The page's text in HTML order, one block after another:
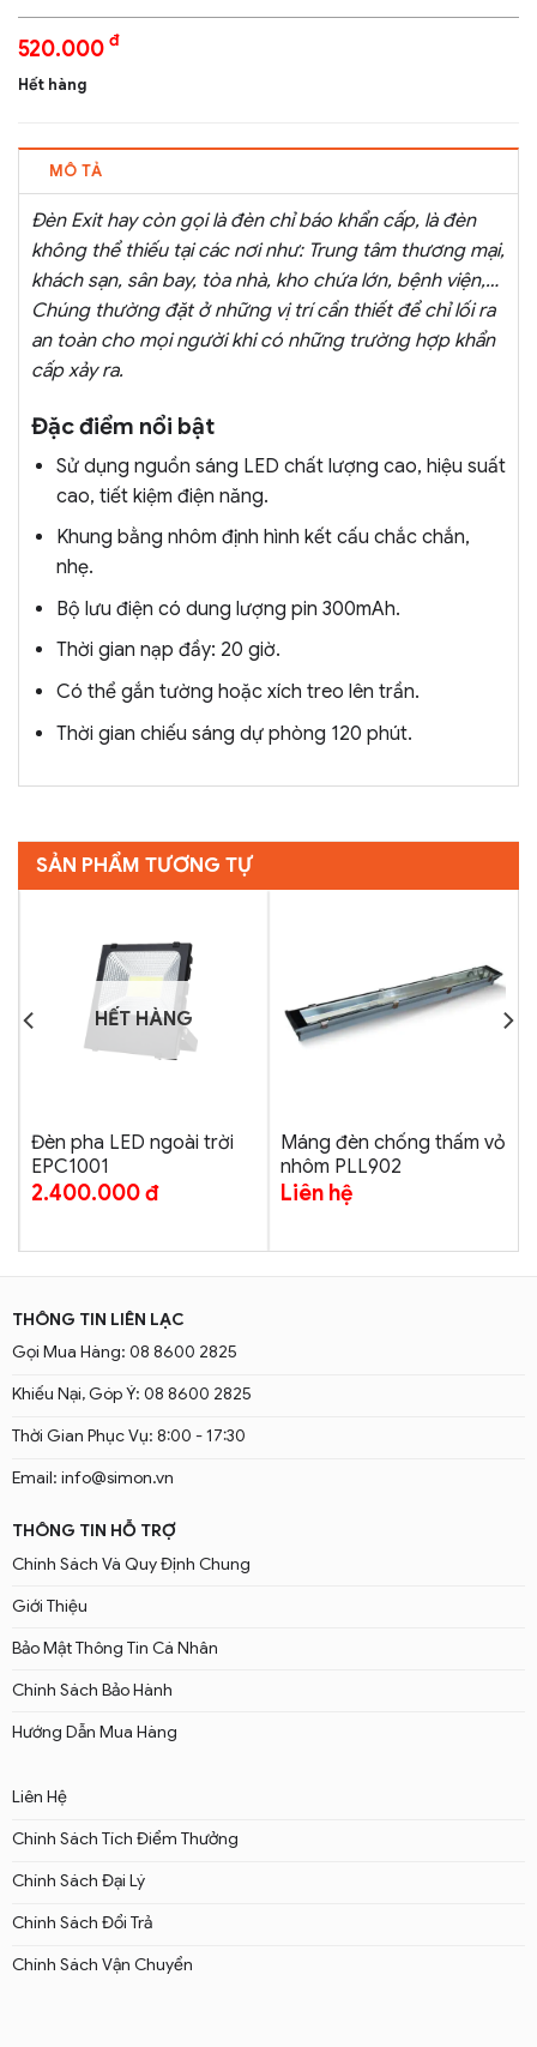
520.000 đ
Hết hàng
MÔ TẢ
Đèn Exit hay còn gọi là đèn chỉ báo khẩn cấp, là đèn
không thể thiếu tại các nơi như: Trung tâm thương mại,
khách sạn, sân bay, tòa nhà, kho chứa lớn, bệnh viện,…
Chúng thường đặt ở những vị trí cần thiết để chỉ lối ra
an toàn cho mọi người khi có những trường hợp khẩn
cấp xảy ra.
Đặc điểm nổi bật
Sử dụng nguồn sáng LED chất lượng cao, hiệu suất
cao, tiết kiệm điện năng.
Khung bằng nhôm định hình kết cấu chắc chắn,
nhẹ.
Bộ lưu điện có dung lượng pin 300mAh.
Thời gian nạp đầy: 20 giờ.
Có thể gắn tường hoặc xích treo lên trần.
Thời gian chiếu sáng dự phòng 120 phút.
SẢN PHẨM TƯƠNG TỰ
HẾT HÀNG
Đèn pha LED ngoài trời
EPC1001
2.400.000đ
Máng đèn chống thấm vỏ
nhôm PLL902
Liên hệ
THÔNG TIN LIÊN LẠC
Gọi Mua Hàng: 08 8600 2825
Khiếu Nại, Góp Ý: 08 8600 2825
Thời Gian Phục Vụ: 8:00 - 17:30
Email: info@simon.vn
THÔNG TIN HỖ TRỢ
Chính Sách Và Quy Định Chung
Giới Thiệu
Bảo Mật Thông Tin Cá Nhân
Chính Sách Bảo Hành
Hướng Dẫn Mua Hàng
Liên Hệ
Chính Sách Tích Điểm Thưởng
Chính Sách Đại Lý
Chính Sách Đổi Trả
Chính Sách Vận Chuyển